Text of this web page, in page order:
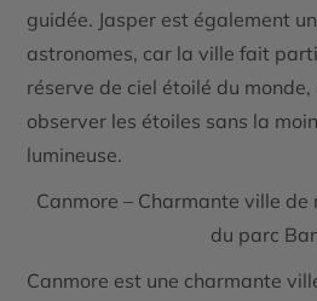
guidée. Jasper est également un
astronomes, car la ville fait
réserve de ciel étoilé du
observer les étoiles sans la
lumineuse.
Canmore – Charmante ville
du parc
Canmore est une charmante